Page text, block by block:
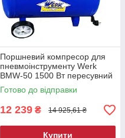
Поршневий компресор для
пневмоінструменту Werk
BMW-50 1500 Вт пересувний
електричний компресор для
фарбування
Готово до відправки
12 239 ₴ 14 925,61 ₴
Купити